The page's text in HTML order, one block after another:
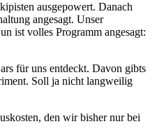
ausgepowert. Danach
angesagt. Unser
ist volles Programm angesagt:
für uns entdeckt. Davon gibts
Soll ja nicht langweilig
den wir bisher nur bei